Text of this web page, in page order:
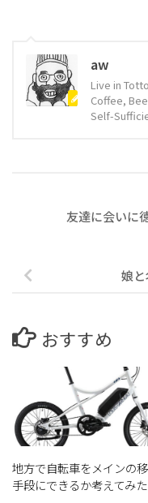
aw
Live in
Coffee,
Self-
友達に会いに
娘
おすすめ
地方で自転車をメインの
手段にできるか考えてみた